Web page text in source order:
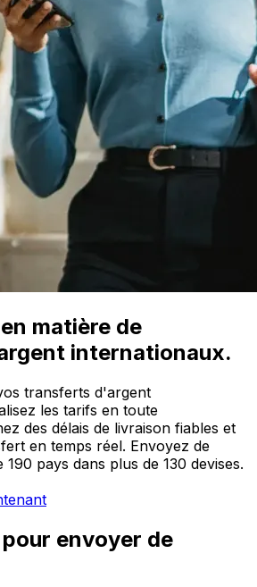
matière de
internationaux.
transferts d'argent
les tarifs en toute
des délais de livraison fiables et
en temps réel. Envoyez de
pays dans plus de 130 devises.
envoyer de